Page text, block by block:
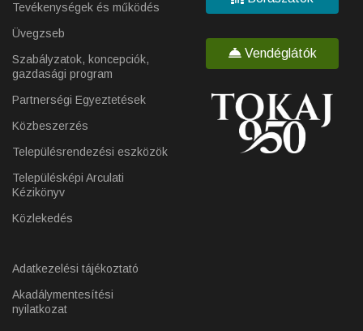
Tevékenységek és működés
Üvegzseb
Szabályzatok, koncepciók,
gazdasági program
Partnerségi Egyeztetések
Közbeszerzés
Településrendezési eszközök
Településképi Arculati
Kézikönyv
Közlekedés
Adatkezelési tájékoztató
Akadálymentesítési
nyilatkozat
Vendéglátók